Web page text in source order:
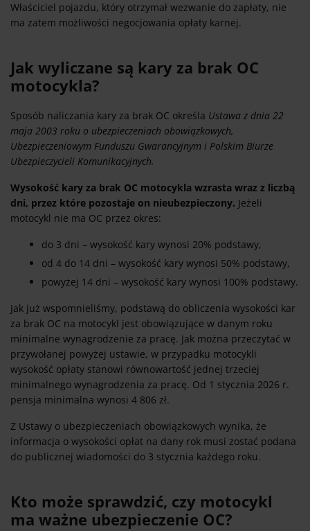
Właściciel pojazdu, który otrzymał wezwanie do zapłaty, nie
ma zatem możliwości negocjowania opłaty karnej.
Jak wyliczane są kary za brak OC
motocykla?
Sposób naliczania kary za brak OC określa Ustawa z dnia 22
maja 2003 roku o ubezpieczeniach obowiązkowych,
Ubezpieczeniowym Funduszu Gwarancyjnym i Polskim Biurze
Ubezpieczycieli Komunikacyjnych.
Wysokość kary za brak OC motocykla wzrasta wraz z liczbą
dni, przez które pozostaje on nieubezpieczony. Jeżeli
motocykl nie ma OC przez okres:
do 3 dni – wysokość kary wynosi 20% podstawy,
od 4 do 14 dni – wysokość kary wynosi 50% podstawy,
powyżej 14 dni – wysokość kary wynosi 100% podstawy.
Jak już wspomnieliśmy, podstawą do obliczenia wysokości kar
za brak OC na motocykl jest obowiązujące w danym roku
minimalne wynagrodzenie za pracę. Jak można przeczytać w
przywołanej powyżej ustawie, w przypadku motocykli
wysokość opłaty stanowi równowartość jednej trzeciej
minimalnego wynagrodzenia za pracę. Od 1 stycznia 2026 r.
pensja minimalna wynosi 4 806 zł.
Z Ustawy o ubezpieczeniach obowiązkowych wynika, że
informacja o wysokości opłat na dany rok musi zostać podana
do publicznej wiadomości do 3 stycznia każdego roku.
Kto może sprawdzić, czy motocykl
ma ważne ubezpieczenie OC?